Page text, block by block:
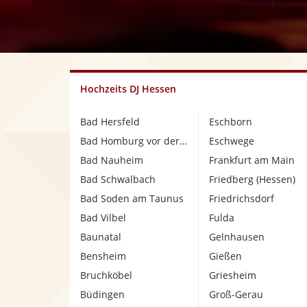
Hochzeits DJ Hessen
Bad Hersfeld
Bad Homburg vor der Höhe
Bad Nauheim
Bad Schwalbach
Bad Soden am Taunus
Bad Vilbel
Baunatal
Bensheim
Bruchköbel
Büdingen
Eschborn
Eschwege
Frankfurt am Main
Friedberg (Hessen)
Friedrichsdorf
Fulda
Gelnhausen
Gießen
Griesheim
Groß-Gerau